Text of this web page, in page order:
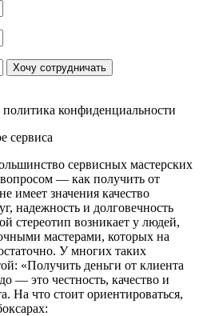
Хочу сотрудничать
конфиденциальности
сервиса
сервисных мастерских
— как получить от
имеет значения качество
надежность и долговечность
стереотип возникает у людей,
мастерами, которых на
У многих таких
«Получить деньги от клиента
— это честность, качество и
На что стоит ориентироваться,